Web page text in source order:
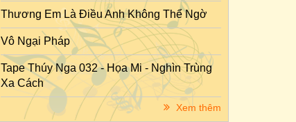
Thương Em Là Điều Anh Không Thể Ngờ
Vô Ngại Pháp
Tape Thúy Nga 032 - Họa Mi - Nghìn Trùng
Xa Cách
Xem thêm